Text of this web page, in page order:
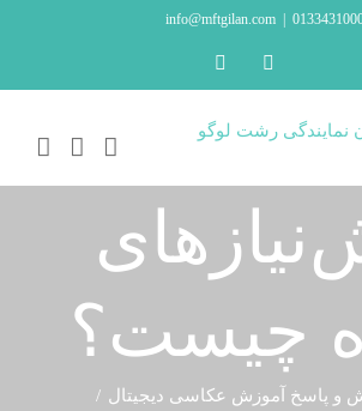
info@mftgilan.com
Instagram
چیست؟
و پاسخ آموزش عکاسی دیجیتال